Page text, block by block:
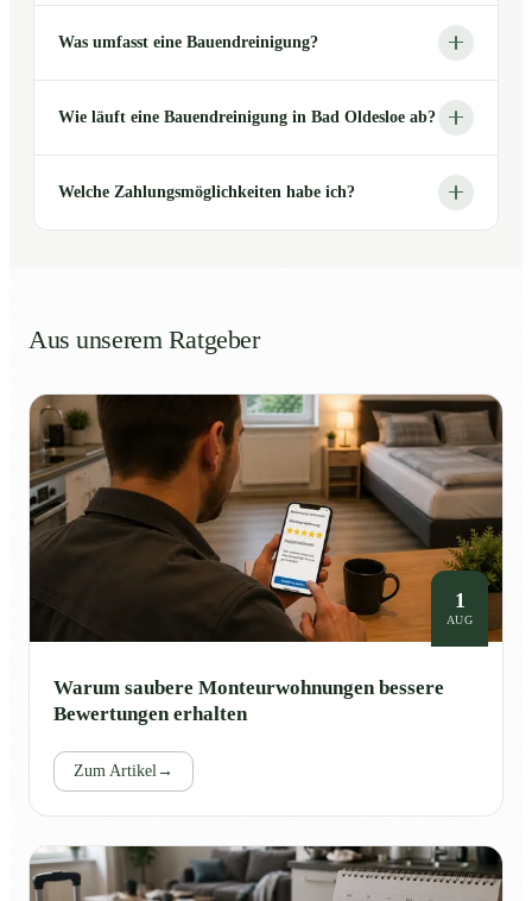
Was umfasst eine Bauendreinigung?
Wie läuft eine Bauendreinigung in Bad Oldesloe ab?
Welche Zahlungsmöglichkeiten habe ich?
Aus unserem Ratgeber
1
AUG
Warum saubere Monteurwohnungen bessere
Bewertungen erhalten
Zum Artikel →